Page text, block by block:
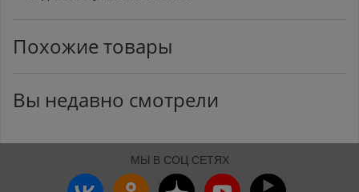
Похожие товары
Вы недавно смотрели
МЫ В СОЦ СЕТЯХ